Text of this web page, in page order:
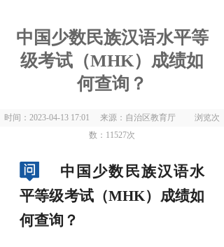
中国少数民族汉语水平等
级考试（MHK）成绩如
何查询？
时间：2023-04-13 17:01 来源：自治区教育厅 浏览次
数： 11527次
中国少数民族汉语水
平等级考试（MHK）成绩如
何查询？